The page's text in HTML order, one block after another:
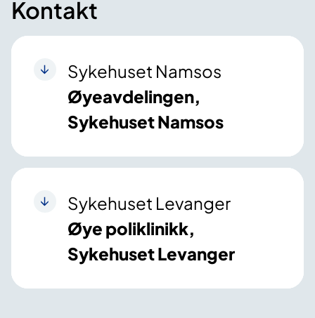
Kontakt
Sykehuset Namsos
Øyeavdelingen,
Sykehuset Namsos
Sykehuset Levanger
Øye poliklinikk,
Sykehuset Levanger